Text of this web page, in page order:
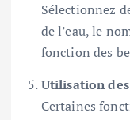
Sélectionnez
de l’eau, le
fonction des
Utilisation
Certaines